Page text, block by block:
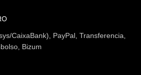
CaixaBank), PayPal, Transferencia,
Bizum